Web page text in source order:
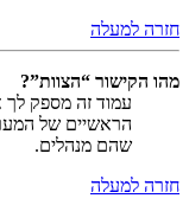
חזרה למעלה
מהו הקישור “הצוות”?
עמוד זה מספק
הראשיים של
שהם מנהלים.
חזרה למעלה